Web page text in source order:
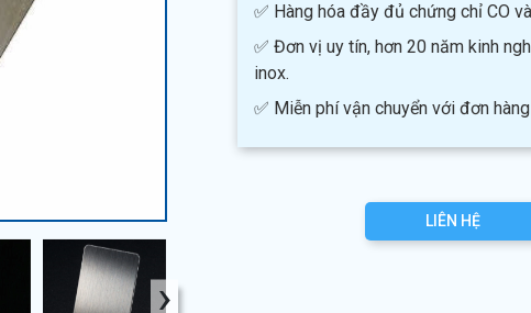
›
✅ Hàng hóa đầy đủ chứng chỉ CO
✅ Đơn vị uy tín, hơn 20 năm kinh
inox.
✅ Miễn phí vận chuyển với đơn
LIÊN HỆ